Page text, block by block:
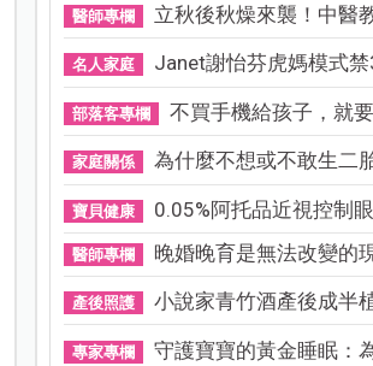
醫師專欄 立秋後秋燥來襲！中醫
名人家庭 Janet謝怡芬虎媽模式禁3C
部落客專欄 不買手機給孩子，就要被
家庭關係 為什麼不想或不敢生二胎
寶貝健康 0.05%阿托品近視控制眼藥
醫師專欄 晚婚晚育是無法改變的
產後照護 小說家青竹酒產後成半
專家專欄 守護寶寶的黃金睡眠：